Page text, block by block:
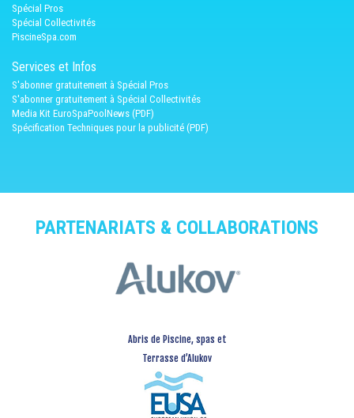
Spécial Pros
Spécial Collectivités
PiscineSpa.com
Services et Infos
S'abonner gratuitement à Spécial Pros
S'abonner gratuitement à Spécial Collectivités
Media Kit EuroSpaPoolNews (PDF)
Spécification Techniques pour la publicité (PDF)
PARTENARIATS & COLLABORATIONS
Abris de Piscine, spas et
Terrasse d’Alukov